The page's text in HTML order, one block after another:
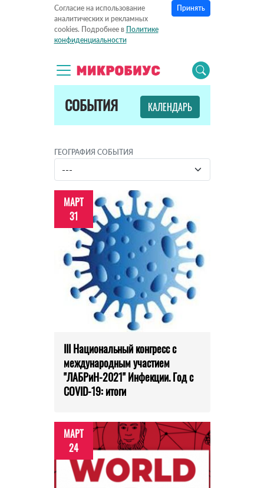
Согласие на использование
аналитических и рекламных
cookies. Подробнее в Политике
конфиденциальности
Принять
СОБЫТИЯ КАЛЕНДАРЬ
ГЕОГРАФИЯ СОБЫТИЯ
МАРТ
31
III Национальный конгресс с
международным участием
"ЛАБРиН-2021" Инфекции. Год с
COVID-19: итоги
МАРТ
24